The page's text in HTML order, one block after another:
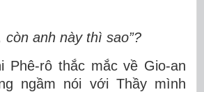
còn anh này thì sao”?
Phê-rô thắc mắc về Gio-an
ngầm nói với Thầy mình